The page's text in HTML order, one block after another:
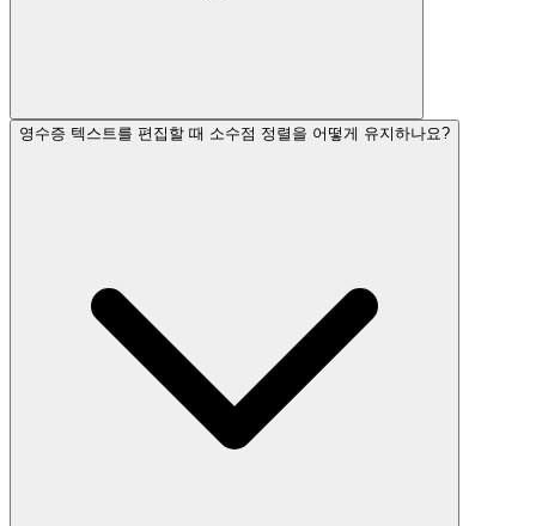
영수증 텍스트를 편집할 때 소수점 정렬을 어떻게 유지하나요?